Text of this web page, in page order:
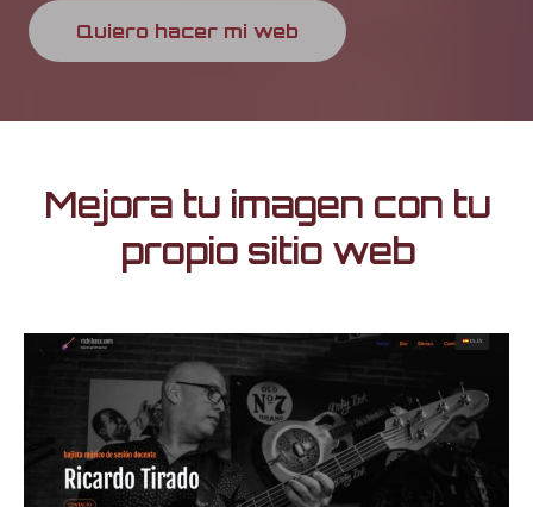
Quiero hacer mi web
Mejora tu imagen con tu
propio sitio web